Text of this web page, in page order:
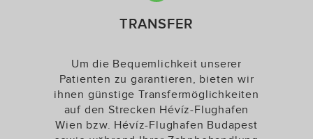
TRANSFER
Um die Bequemlichkeit unserer
Patienten zu garantieren, bieten wir
ihnen günstige Transfermöglichkeiten
auf den Strecken Hévíz-Flughafen
Wien bzw. Hévíz-Flughafen Budapest